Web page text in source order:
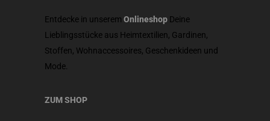
Entdecke in unserem Onlineshop Deine
Lieblingsstücke aus Heimtextilien, Gardinen,
Stoffen, Wohnaccessoires, Geschenkideen und
Mode.
ZUM SHOP